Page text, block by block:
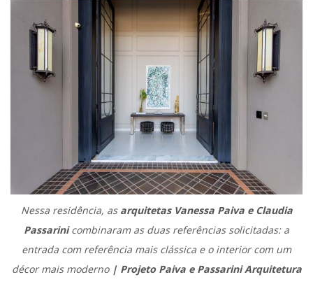
Nessa residência, asarquitetas Vanessa Paiva e Claudia
Passarinicombinaram as duas referências solicitadas: a
entrada com referência mais clássica e o interior com um
décor mais moderno| Projeto Paiva e Passarini Arquitetura